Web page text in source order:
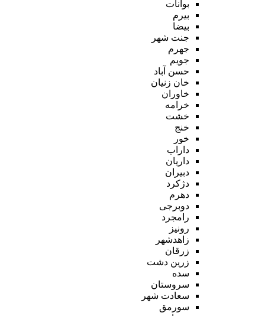
بوانات
بیرم
بیضا
جنت شهر
جهرم
جویم
حسن آباد
خان زنیان
خاوران
خرامه
خشت
خنج
خور
داراب
داریان
دبیران
دژکرد
دهرم
دوبرجی
رامجرد
رونیز
زاهدشهر
زرقان
زرین دشت
سده
سروستان
سعادت شهر
سورمق